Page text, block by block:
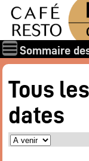
Sommaire
Qui
Les
Les
Les
Tous
dates